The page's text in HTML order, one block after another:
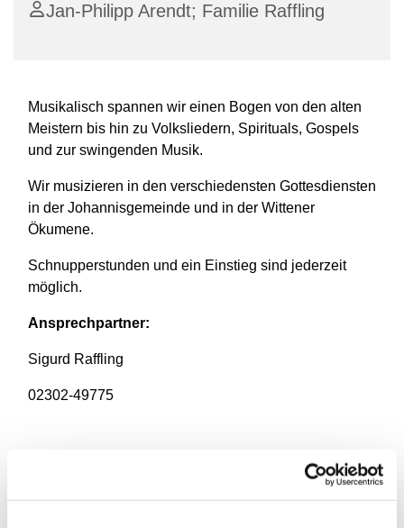
Jan-Philipp Arendt; Familie Raffling
Musikalisch spannen wir einen Bogen von den alten
Meistern bis hin zu Volksliedern, Spirituals, Gospels
und zur swingenden Musik.
Wir musizieren in den verschiedensten Gottesdiensten
in der Johannisgemeinde und in der Wittener
Ökumene.
Schnupperstunden und ein Einstieg sind jederzeit
möglich.
Ansprechpartner:
Sigurd Raffling
02302-49775